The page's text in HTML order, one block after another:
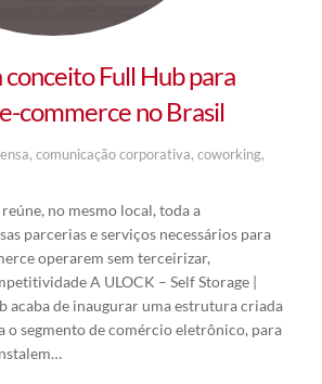
conceito Full Hub para
commerce no Brasil
, comunicação corporativa, coworking,
no mesmo local, toda a
parcerias e serviços necessários para
operarem sem terceirizar,
A ULOCK – Self Storage |
acaba de inaugurar uma estrutura criada
o segmento de comércio eletrônico, para